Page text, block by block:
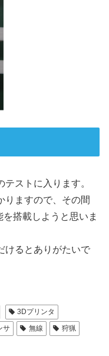
ストに入ります。
りますので、その間
搭載しようと思いま
けるとありがたいで
3Dプリンタ
サ 無線 狩猟